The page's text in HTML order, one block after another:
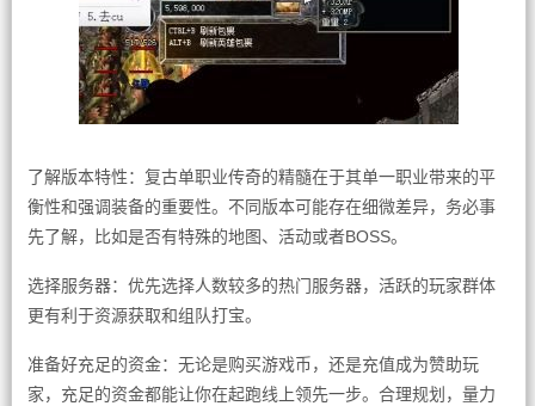
了解版本特性：复古单职业传奇的精髓在于其单一职业带来的平
衡性和强调装备的重要性。不同版本可能存在细微差异，务必事
先了解，比如是否有特殊的地图、活动或者BOSS。
选择服务器：优先选择人数较多的热门服务器，活跃的玩家群体
更有利于资源获取和组队打宝。
准备好充足的资金：无论是购买游戏币，还是充值成为赞助玩
家，充足的资金都能让你在起跑线上领先一步。合理规划，量力